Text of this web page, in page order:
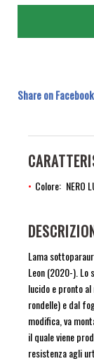
Share on Facebook
Colore NERO
Lama
Leon (2020-).
lucido e pronto
rondelle) e dal
modifica, va
il quale viene
resistenza agli